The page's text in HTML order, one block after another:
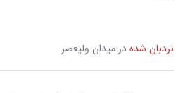
نردبان شدهدر میدان ولیعصر